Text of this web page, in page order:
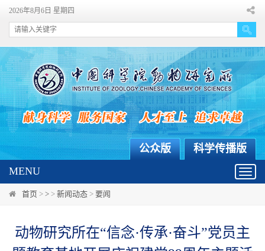
2026年8月6日 星期四
科学传播版
公众版
MENU
首页 > > > 新闻动态 > 要闻
动物研究所在“信念·传承·奋斗”党员主